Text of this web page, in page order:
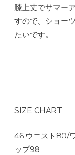
膝上丈でサマー
すので、ショー
たいです。
SIZE CHART
46 ウエスト80/
ップ98